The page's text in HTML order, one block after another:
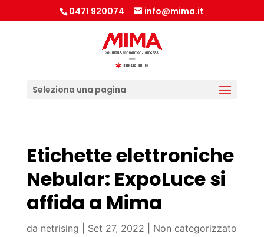
0471 920074 info@mima.it
Seleziona una pagina
Etichette elettroniche
Nebular: ExpoLuce si
affida a Mima
da netrising Set 27, 2022
Non categorizzato